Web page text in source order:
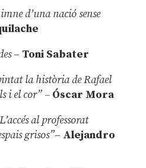
d’una nació sense
– Toni Sabater
la història de Rafael
i el cor” –Óscar Mora
al professorat
grisos”– Alejandro